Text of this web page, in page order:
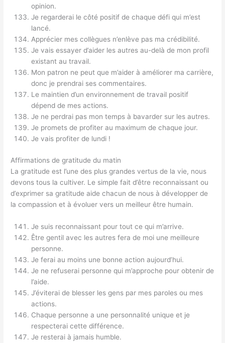
opinion.
Je regarderai le côté positif de chaque défi qui m’est
lancé.
Apprécier mes collègues n’enlève pas ma crédibilité.
Je vais essayer d’aider les autres au-delà de mon profil
existant au travail.
Mon patron ne peut que m’aider à améliorer ma carrière,
donc je prendrai ses commentaires.
Le maintien d’un environnement de travail positif
dépend de mes actions.
Je ne perdrai pas mon temps à bavarder sur les autres.
Je promets de profiter au maximum de chaque jour.
Je vais profiter de lundi !
Affirmations de gratitude du matin
La gratitude est l’une des plus grandes vertus de la vie, nous
devons tous la cultiver. Le simple fait d’être reconnaissant ou
d’exprimer sa gratitude aide chacun de nous à développer de
la compassion et à évoluer vers un meilleur être humain.
Je suis reconnaissant pour tout ce qui m’arrive.
Être gentil avec les autres fera de moi une meilleure
personne.
Je ferai au moins une bonne action aujourd’hui.
Je ne refuserai personne qui m’approche pour obtenir de
l’aide.
J’éviterai de blesser les gens par mes paroles ou mes
actions.
Chaque personne a une personnalité unique et je
respecterai cette différence.
Je resterai à jamais humble.